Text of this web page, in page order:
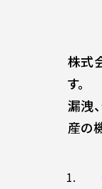
株式
す。
漏洩
産の